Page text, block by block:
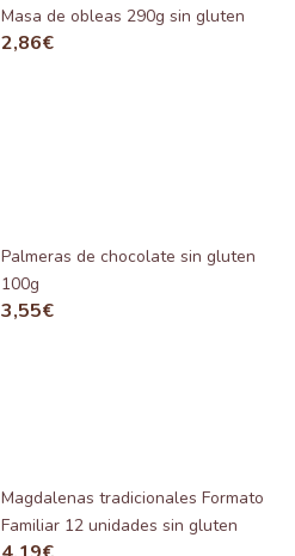
Masa de obleas 290g sin gluten
2,86€
Palmeras de chocolate sin gluten
100g
3,55€
Magdalenas tradicionales Formato
Familiar 12 unidades sin gluten